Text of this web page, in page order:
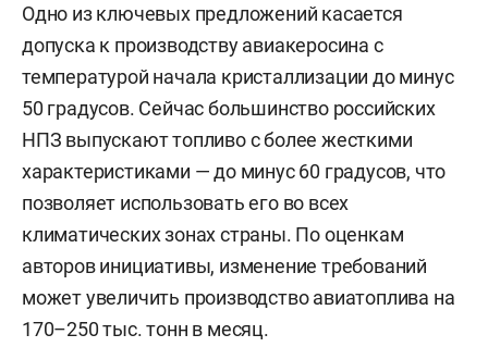
Одно из ключевых предложений касается
допуска к производству авиакеросина с
температурой начала кристаллизации до минус
50 градусов. Сейчас большинство российских
НПЗ выпускают топливо с более жесткими
характеристиками — до минус 60 градусов, что
позволяет использовать его во всех
климатических зонах страны. По оценкам
авторов инициативы, изменение требований
может увеличить производство авиатоплива на
170–250 тыс. тонн в месяц.